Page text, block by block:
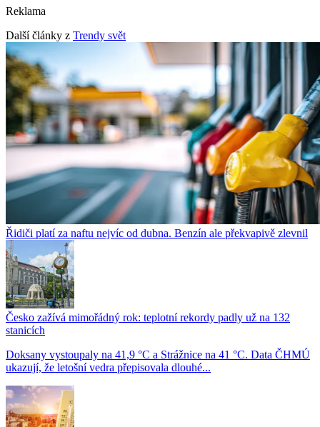
Reklama
Další články z Trendy svět
Řidiči platí za naftu nejvíc od dubna. Benzín ale překvapivě zlevnil
Česko zažívá mimořádný rok: teplotní rekordy padly už na 132
stanicích
Doksany vystoupaly na 41,9 °C a Strážnice na 41 °C. Data ČHMÚ
ukazují, že letošní vedra přepisovala dlouhé...